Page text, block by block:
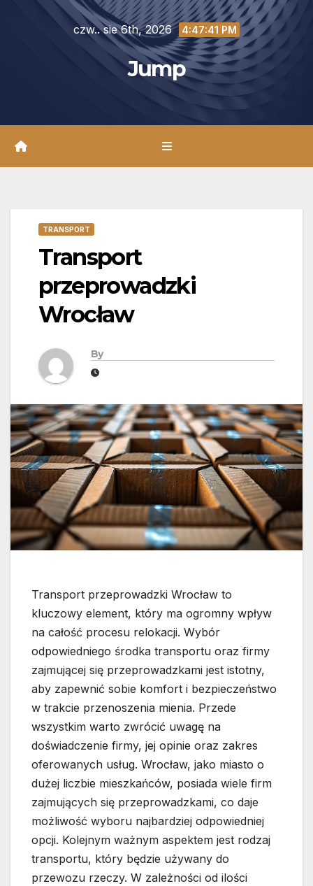
czw.. sie 6th, 2026 4:47:42 PM
Jump
TRANSPORT
Transport
przeprowadzki
Wrocław
By
Transport przeprowadzki Wrocław to
kluczowy element, który ma ogromny wpływ
na całość procesu relokacji. Wybór
odpowiedniego środka transportu oraz firmy
zajmującej się przeprowadzkami jest istotny,
aby zapewnić sobie komfort i bezpieczeństwo
w trakcie przenoszenia mienia. Przede
wszystkim warto zwrócić uwagę na
doświadczenie firmy, jej opinie oraz zakres
oferowanych usług. Wrocław, jako miasto o
dużej liczbie mieszkańców, posiada wiele firm
zajmujących się przeprowadzkami, co daje
możliwość wyboru najbardziej odpowiedniej
opcji. Kolejnym ważnym aspektem jest rodzaj
transportu, który będzie używany do
przewozu rzeczy. W zależności od ilości